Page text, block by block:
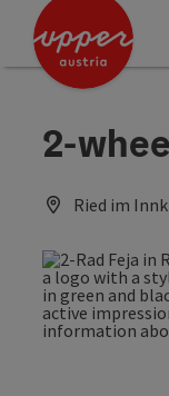
Accesskey
Accesskey
2-
Ried im